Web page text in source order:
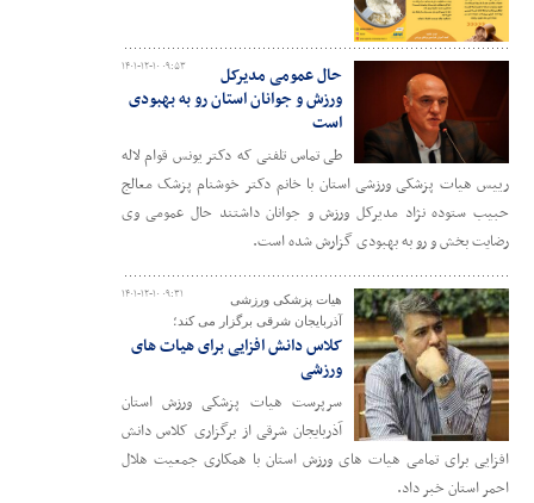
۱۴۰۱-۱۲-۱۰ ۰۹:۵۳
حال عمومی مدیرکل
ورزش و جوانان استان رو به بهبودی
است
طی تماس تلفنی که دکتر یونس قوام لاله
رییس هیات پزشکی ورزشی استان با خانم دکتر خوشنام پزشک معالج
حبیب ستوده نژاد مدیرکل ورزش و جوانان داشتند حال عمومی وی
رضایت بخش و رو به بهبودی گزارش شده است.
۱۴۰۱-۱۲-۱۰ ۰۹:۳۱
هیات پزشکی ورزشی
آذربایجان شرقی برگزار می کند؛
کلاس دانش افزایی برای هیات های
ورزشی
سرپرست هیات پزشکی ورزش استان
آذربایجان شرقی از برگزاری کلاس دانش
افزایی برای تمامی هیات های ورزش استان با همکاری جمعیت هلال
احمر استان خبر داد.